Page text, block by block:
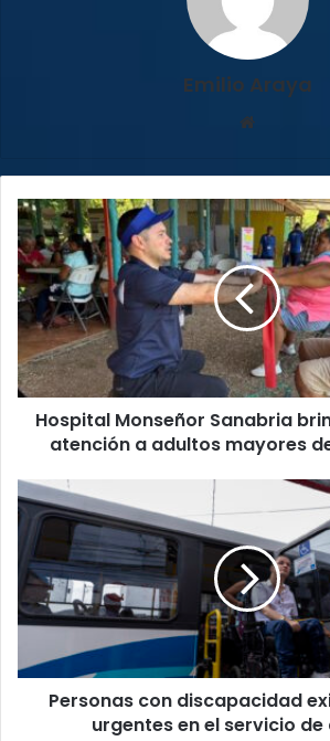
Emilio Araya
Hospital
Monseñor
Sanabria
brinda
jornada
de
atención
a
adultos
mayores
Venado
Hospital Monseñor Sanabria
atención a adultos mayores
Personas
con
discapacidad
exigen
mejoras
urgentes
en
servicio
Personas con discapacidad
urgentes en el servicio